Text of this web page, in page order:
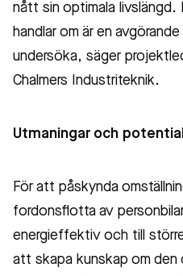
nått sin optimala livslängd.
handlar om är en
undersöka, säger
Chalmers Industriteknik.
Utmaningar och potential
För att påskynda
fordonsflotta av
energieffektiv och till
att skapa kunskap om